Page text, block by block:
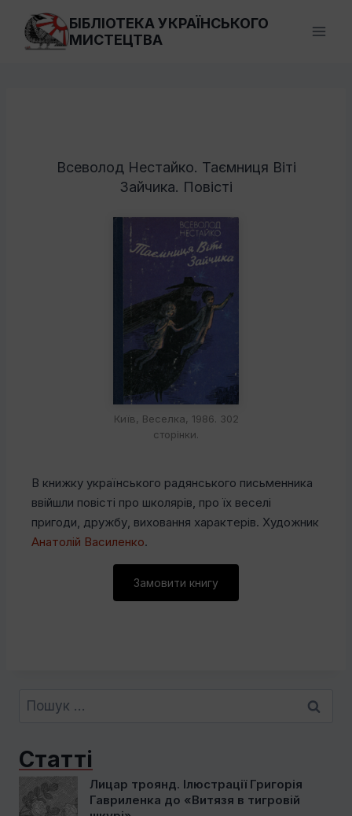
Перейти
вмісту
БІБЛІОТЕКА УКРАЇНСЬКОГО
МИСТЕЦТВА
Всеволод Нестайко. Таємниця Віті
Зайчика. Повісті
Київ, Веселка, 1986. 302
сторінки.
В книжку українського радянського письменника
ввійшли повісті про школярів, про їх веселі
пригоди, дружбу, виховання характерів. Художник
Анатолій Василенко.
Замовити книгу
Пошук:
Статті
Лицар троянд. Ілюстрації Григорія
Гавриленка до «Витязя в тигровій